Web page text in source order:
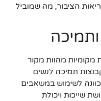
הציבור, מה שמוביל
מהוות מקור
תמיכה לנשים
לשימוש במשאבים
שייכות ויכולת